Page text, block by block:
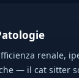
renale,
— il cat sitter